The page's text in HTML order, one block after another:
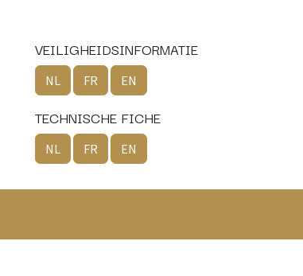
VEILIGHEIDSINFORMATIE
NL FR EN
TECHNISCHE FICHE
NL FR EN